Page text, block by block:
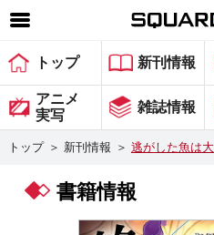
SQUARE ENIX 公式サイ
ゲーム
マガジン＆ブックス
グッズ
トップ 新刊情報
アニメ
実写
雑誌情報
トップ ＞ 新刊情報 ＞ 逃がした魚は
書籍情報